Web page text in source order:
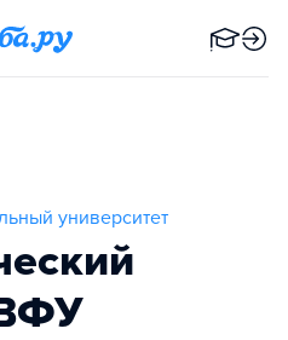
университет